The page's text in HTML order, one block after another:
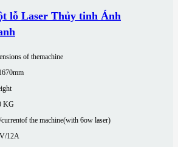
lỗ Laser Thủy tinh Ánh
of themachine
KG
the machine(with 6ow laser)
12A